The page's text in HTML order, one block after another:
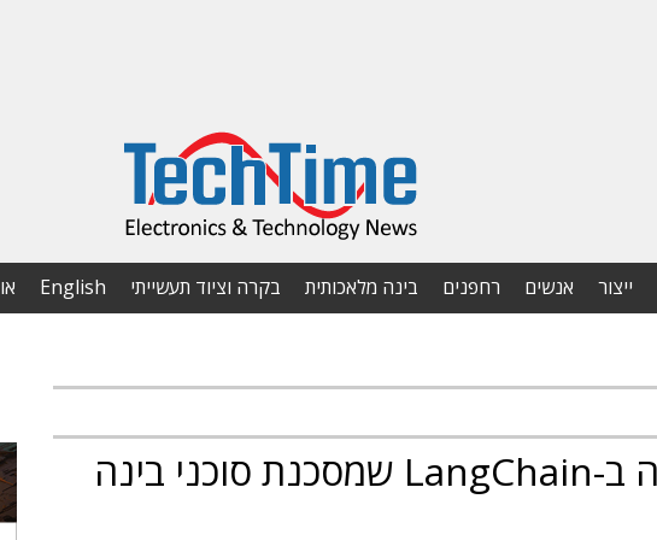
ייצור אנשים רחפנים בינה מלאכותית בקרה וציוד תעשייתי English
Cyata חשפה חולשה ב-LangChain שמסכנת סוכני בינה